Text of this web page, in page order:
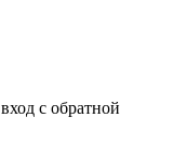
с обратной